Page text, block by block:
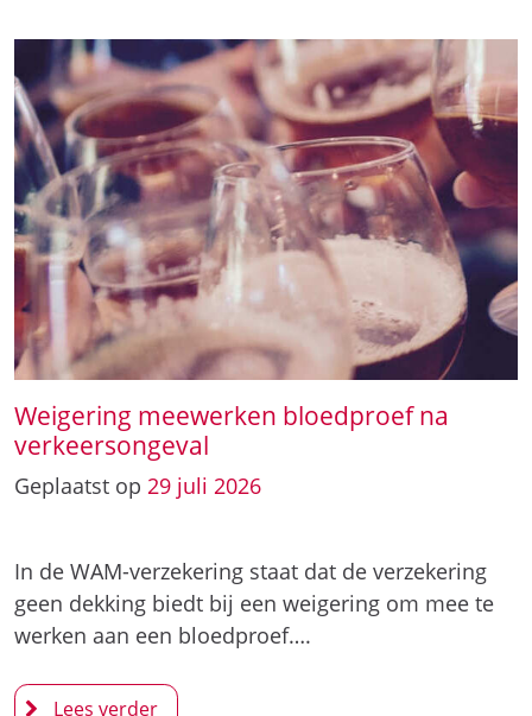
Weigering meewerken bloedproef na
verkeersongeval
Geplaatst op 29 juli 2026
In de WAM-verzekering staat dat de verzekering
geen dekking biedt bij een weigering om mee te
werken aan een bloedproef….